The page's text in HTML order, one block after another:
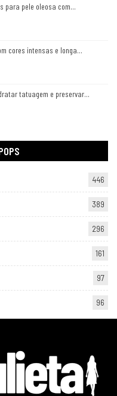
para pele oleosa com…
cores intensas e longa…
tatuagem e preservar…
446
389
296
161
97
96